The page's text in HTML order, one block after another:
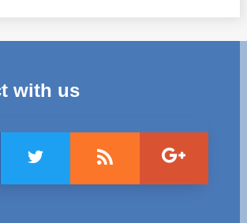
PRACTICI
cele mai proaste politici locale din
with us